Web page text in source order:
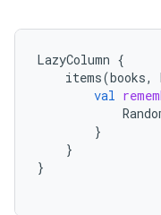
LazyColumn {
items(books,
val
}
}
}